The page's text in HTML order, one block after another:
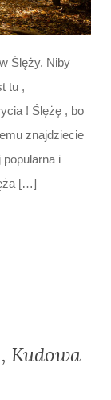
Ślęży. Niby
tu ,
! Ślężę , bo
znajdziecie
popularna i
[…]
Kudowa